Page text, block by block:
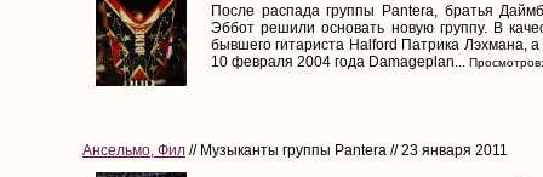
После распада группы Pantera, братья
Эббот решили основать новую группу. В
бывшего гитариста Halford Патрика Лэхмана,
10 февраля 2004 года Damageplan...
Ансельмо, Фил // Музыканты группы Pantera // 23 января 2011